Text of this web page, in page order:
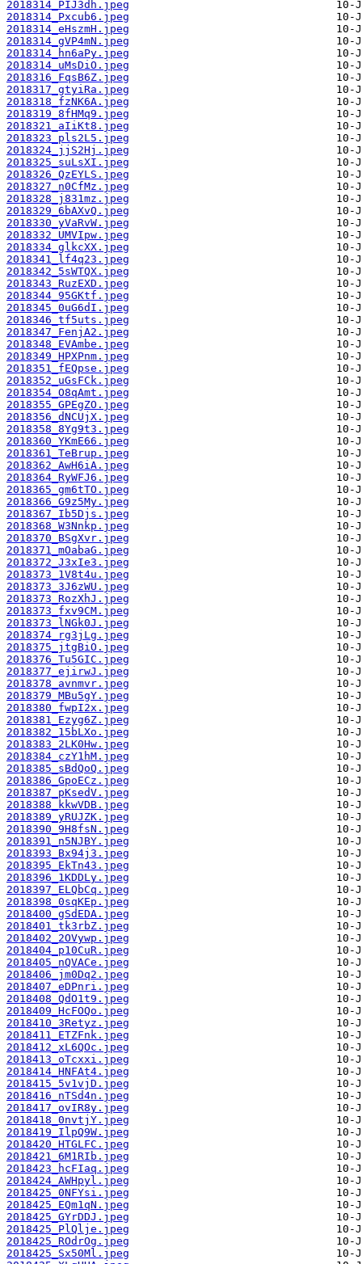
2018314_PIJ3dh.jpeg
2018314_Pxcub6.jpeg
2018314_eHszmH.jpeg
2018314_gVP4mN.jpeg
2018314_hn6aPy.jpeg
2018314_uMsDiO.jpeg
2018316_FqsB6Z.jpeg
2018317_gtyiRa.jpeg
2018318_fzNK6A.jpeg
2018319_8fHMq9.jpeg
2018321_aIiKt8.jpeg
2018323_pls2L5.jpeg
2018324_jjS2Hj.jpeg
2018325_suLsXI.jpeg
2018326_QzEYLS.jpeg
2018327_n0CfMz.jpeg
2018328_j831mz.jpeg
2018329_6bAXvQ.jpeg
2018330_yVaRvW.jpeg
2018332_UMVIpw.jpeg
2018334_glkcXX.jpeg
2018341_lf4q23.jpeg
2018342_5sWTQX.jpeg
2018343_RuzEXD.jpeg
2018344_95GKtf.jpeg
2018345_0uG6dI.jpeg
2018346_tf5uts.jpeg
2018347_FenjA2.jpeg
2018348_EVAmbe.jpeg
2018349_HPXPnm.jpeg
2018351_fEQpse.jpeg
2018352_uGsFCk.jpeg
2018354_O8qAmt.jpeg
2018355_GPEgZO.jpeg
2018356_dNCUjX.jpeg
2018358_8Yg9t3.jpeg
2018360_YKmE66.jpeg
2018361_TeBrup.jpeg
2018362_AwH6iA.jpeg
2018364_RyWFJ6.jpeg
2018365_gm6tTO.jpeg
2018366_G9z5My.jpeg
2018367_Ib5Djs.jpeg
2018368_W3Nnkp.jpeg
2018370_BSgXvr.jpeg
2018371_mOabaG.jpeg
2018372_J3xIe3.jpeg
2018373_1V8t4u.jpeg
2018373_3J6zWU.jpeg
2018373_RozXhJ.jpeg
2018373_fxv9CM.jpeg
2018373_lNGk0J.jpeg
2018374_rg3jLg.jpeg
2018375_jtgBiO.jpeg
2018376_Tu5GIC.jpeg
2018377_ejirwJ.jpeg
2018378_avnmvr.jpeg
2018379_MBu5gY.jpeg
2018380_fwpI2x.jpeg
2018381_Ezyg6Z.jpeg
2018382_15bLXo.jpeg
2018383_2LK0Hw.jpeg
2018384_czY1hM.jpeg
2018385_sBdQoQ.jpeg
2018386_GpoECz.jpeg
2018387_pKsedV.jpeg
2018388_kkwVDB.jpeg
2018389_yRUJZK.jpeg
2018390_9H8fsN.jpeg
2018391_n5NJBY.jpeg
2018393_Bx94j3.jpeg
2018395_EkTn43.jpeg
2018396_1KDDLy.jpeg
2018397_ELQbCq.jpeg
2018398_0sqKEp.jpeg
2018400_gSdEDA.jpeg
2018401_tk3rbZ.jpeg
2018402_2OVywp.jpeg
2018404_p10CuR.jpeg
2018405_nQVACe.jpeg
2018406_jm0Dq2.jpeg
2018407_eDPnri.jpeg
2018408_QdO1t9.jpeg
2018409_HcFOQo.jpeg
2018410_3Retyz.jpeg
2018411_ETZFnk.jpeg
2018412_xL6QOc.jpeg
2018413_oTcxxi.jpeg
2018414_HNFAt4.jpeg
2018415_5v1vjD.jpeg
2018416_nTSd4n.jpeg
2018417_ovIR8y.jpeg
2018418_0nvtjY.jpeg
2018419_IlpQ9W.jpeg
2018420_HTGLFC.jpeg
2018421_6M1RIb.jpeg
2018423_hcFIaq.jpeg
2018424_AWHpyl.jpeg
2018425_0NFYsi.jpeg
2018425_EQm1qN.jpeg
2018425_GYrDDJ.jpeg
2018425_PlQlje.jpeg
2018425_ROdrOg.jpeg
2018425_Sx50Ml.jpeg